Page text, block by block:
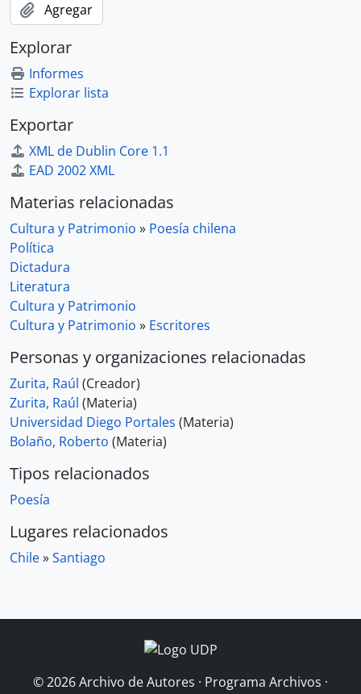
Agregar
Explorar
Informes
Explorar lista
Exportar
XML de Dublin Core 1.1
EAD 2002 XML
Materias relacionadas
Cultura y Patrimonio » Poesía chilena
Política
Dictadura
Literatura
Cultura y Patrimonio
Cultura y Patrimonio » Escritores
Personas y organizaciones relacionadas
Zurita, Raúl (Creador)
Zurita, Raúl (Materia)
Universidad Diego Portales (Materia)
Bolaño, Roberto (Materia)
Tipos relacionados
Poesía
Lugares relacionados
Chile»Santiago
© 2026 Archivo de Autores · Programa Archivos ·